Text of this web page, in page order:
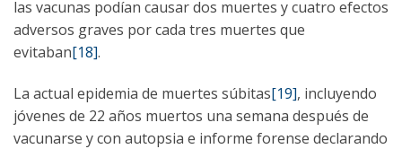
las vacunas podían causar dos muertes y cuatro efectos
adversos graves por cada tres muertes que
evitaban[18].
La actual epidemia de muertes súbitas[19], incluyendo
jóvenes de 22 años muertos una semana después de
vacunarse y con autopsia e informe forense declarando